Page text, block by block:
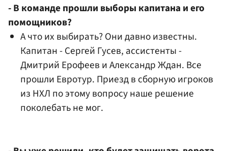
- В команде прошли выборы капитана и его
помощников?
А что их выбирать? Они давно известны.
Капитан -Сергей Гусев, ассистенты -
Дмитрий Ерофеев иАлександр Ждан. Все
прошли Евротур. Приезд в сборную игроков
из НХЛ по этому вопросу наше решение
поколебать не мог.